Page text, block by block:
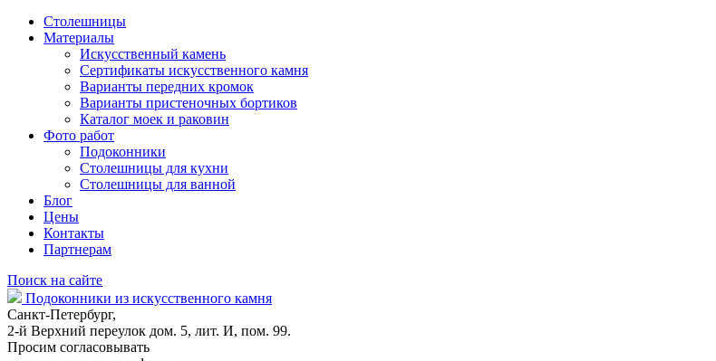
Столешницы
Материалы
Искусственный камень
Сертификаты искусственного камня
Варианты передних кромок
Варианты пристеночных бортиков
Каталог моек и раковин
Фото работ
Подоконники
Столешницы для кухни
Столешницы для ванной
Блог
Цены
Контакты
Партнерам
Поиск на сайте
Подоконники из искусственного камня
Санкт-Петербург,
2-й Верхний переулок дом. 5, лит. И, пом. 99.
Просим согласовывать